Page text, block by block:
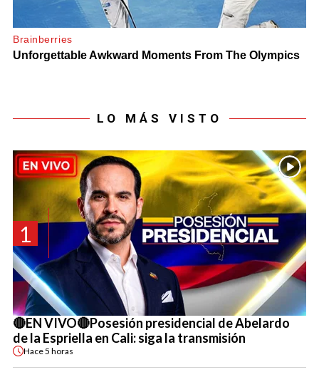
LO MÁS VISTO
1
🔴EN VIVO🔴Posesión presidencial de Abelardo
de la Espriella en Cali: siga la transmisión
Hace5 horas